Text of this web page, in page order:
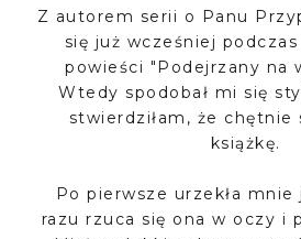
Z autorem serii o Panu
się już wcześniej
powieści "Podejrzany na
Wtedy spodobał mi się
stwierdziłam, że chętnie
książkę.
Po pierwsze urzekła mnie
razu rzuca się ona w oczy i